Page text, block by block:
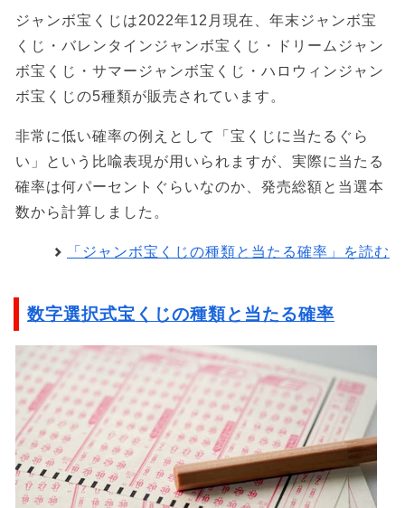
ジャンボ宝くじは2022年12月現在、年末ジャンボ宝
くじ・バレンタインジャンボ宝くじ・ドリームジャン
ボ宝くじ・サマージャンボ宝くじ・ハロウィンジャン
ボ宝くじの5種類が販売されています。
非常に低い確率の例えとして「宝くじに当たるぐら
い」という比喩表現が用いられますが、実際に当たる
確率は何パーセントぐらいなのか、発売総額と当選本
数から計算しました。
「ジャンボ宝くじの種類と当たる確率」を読む
数字選択式宝くじの種類と当たる確率